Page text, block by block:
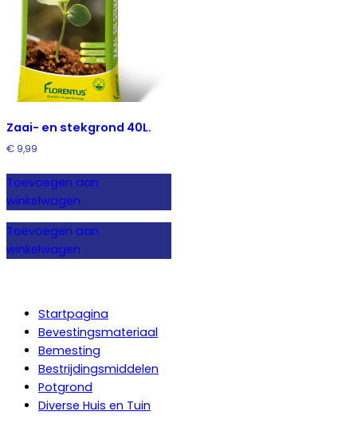
Zaai- en stekgrond 40L.
€9,99
Toevoegen aan
winkelwagen
Toevoegen aan
winkelwagen
Startpagina
Bevestingsmateriaal
Bemesting
Bestrijdingsmiddelen
Potgrond
Diverse Huis en Tuin